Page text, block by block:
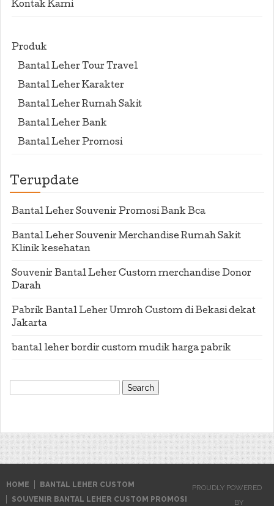
Kontak Kami
Produk
Bantal Leher Tour Travel
Bantal Leher Karakter
Bantal Leher Rumah Sakit
Bantal Leher Bank
Bantal Leher Promosi
Terupdate
Bantal Leher Souvenir Promosi Bank Bca
Bantal Leher Souvenir Merchandise Rumah Sakit
Klinik kesehatan
Souvenir Bantal Leher Custom merchandise Donor
Darah
Pabrik Bantal Leher Umroh Custom di Bekasi dekat
Jakarta
bantal leher bordir custom mudik harga pabrik
Search
for:
HOME
BANTAL LEHER CUSTOM
SOUVENIR BANTAL LEHER CUSTOM PROMOSI
PROUDLY POWERED
BY